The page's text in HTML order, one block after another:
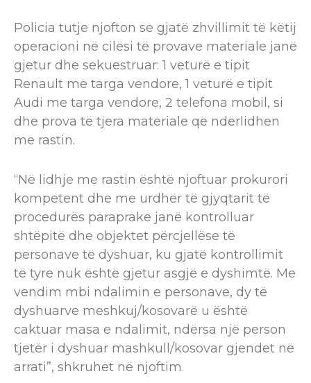
Policia tutje njofton se gjatë zhvillimit të këtij
operacioni në cilësi të provave materiale janë
gjetur dhe sekuestruar: 1 veturë e tipit
Renault me targa vendore, 1 veturë e tipit
Audi me targa vendore, 2 telefona mobil, si
dhe prova të tjera materiale që ndërlidhen
me rastin.
“Në lidhje me rastin është njoftuar prokurori
kompetent dhe me urdhër të gjyqtarit të
procedurës paraprake janë kontrolluar
shtëpitë dhe objektet përcjellëse të
personave të dyshuar, ku gjatë kontrollimit
të tyre nuk është gjetur asgjë e dyshimtë. Me
vendim mbi ndalimin e personave, dy të
dyshuarve meshkuj/kosovarë u është
caktuar masa e ndalimit, ndërsa një person
tjetër i dyshuar mashkull/kosovar gjendet në
arrati”, shkruhet në njoftim.